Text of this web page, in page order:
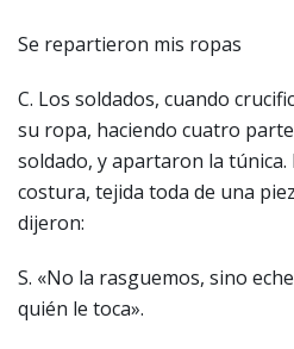
Se repartieron mis ropas
C. Los soldados, cuando
su ropa, haciendo cuatro
soldado, y apartaron la túnica.
costura, tejida toda de una
dijeron:
S. «No la rasguemos, sino
quién le toca».